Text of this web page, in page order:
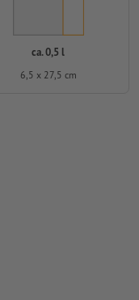
ca. 0,5 l
6,5 x 27,5 cm